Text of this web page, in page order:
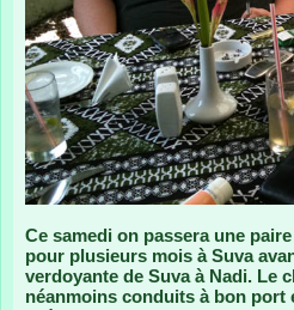
Ce samedi on passera une
pour plusieurs mois à Suva
verdoyante de Suva à Nadi. Le
néanmoins conduits à bon port